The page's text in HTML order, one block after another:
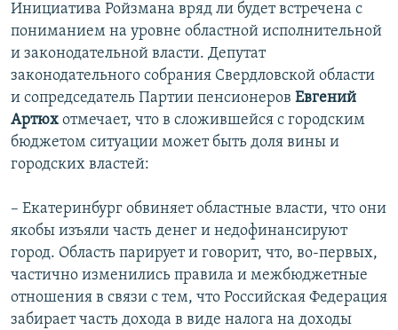
Инициатива Ройзмана вряд ли будет встречена с
пониманием на уровне областной исполнительной
и законодательной власти. Депутат
законодательного собрания Свердловской области
и сопредседатель Партии пенсионеров Евгений
Артюх отмечает, что в сложившейся с городским
бюджетом ситуации может быть доля вины и
городских властей:
– Екатеринбург обвиняет областные власти, что они
якобы изъяли часть денег и недофинансируют
город. Область парирует и говорит, что, во-первых,
частично изменились правила и межбюджетные
отношения в связи с тем, что Российская Федерация
забирает часть дохода в виде налога на доходы